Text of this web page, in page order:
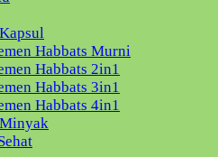
Habbats Murni
Habbats 2in1
Habbats 3in1
Habbats 4in1